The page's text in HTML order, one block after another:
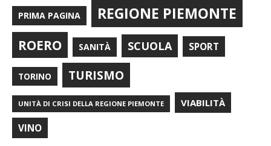
PRIMA PAGINA REGIONE PIEMONTE
ROERO SANITÀ SCUOLA SPORT
TORINO TURISMO
UNITÀ DI CRISI DELLA REGIONE PIEMONTE VIABILITÀ
VINO